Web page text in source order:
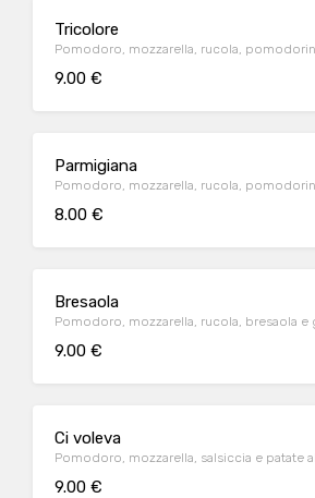
Tricolore
Pomodoro, mozzarella, rucola,
9.00 €
Parmigiana
Pomodoro, mozzarella, rucola,
8.00 €
Bresaola
Pomodoro, mozzarella, rucola, bresaola e
9.00 €
Ci voleva
Pomodoro, mozzarella, salsiccia e patate
9.00 €